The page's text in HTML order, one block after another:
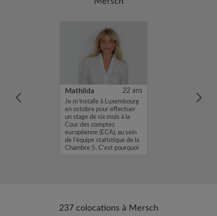
un plat
Mathilda 22 ans
Je m'installe à Luxembourg
en octobre pour effectuer
un stage de six mois à la
Cour des comptes
européenne (ECA), au sein
de l'équipe statistique de la
Chambre 5. C'est pourquoi
237 colocations à Mersch